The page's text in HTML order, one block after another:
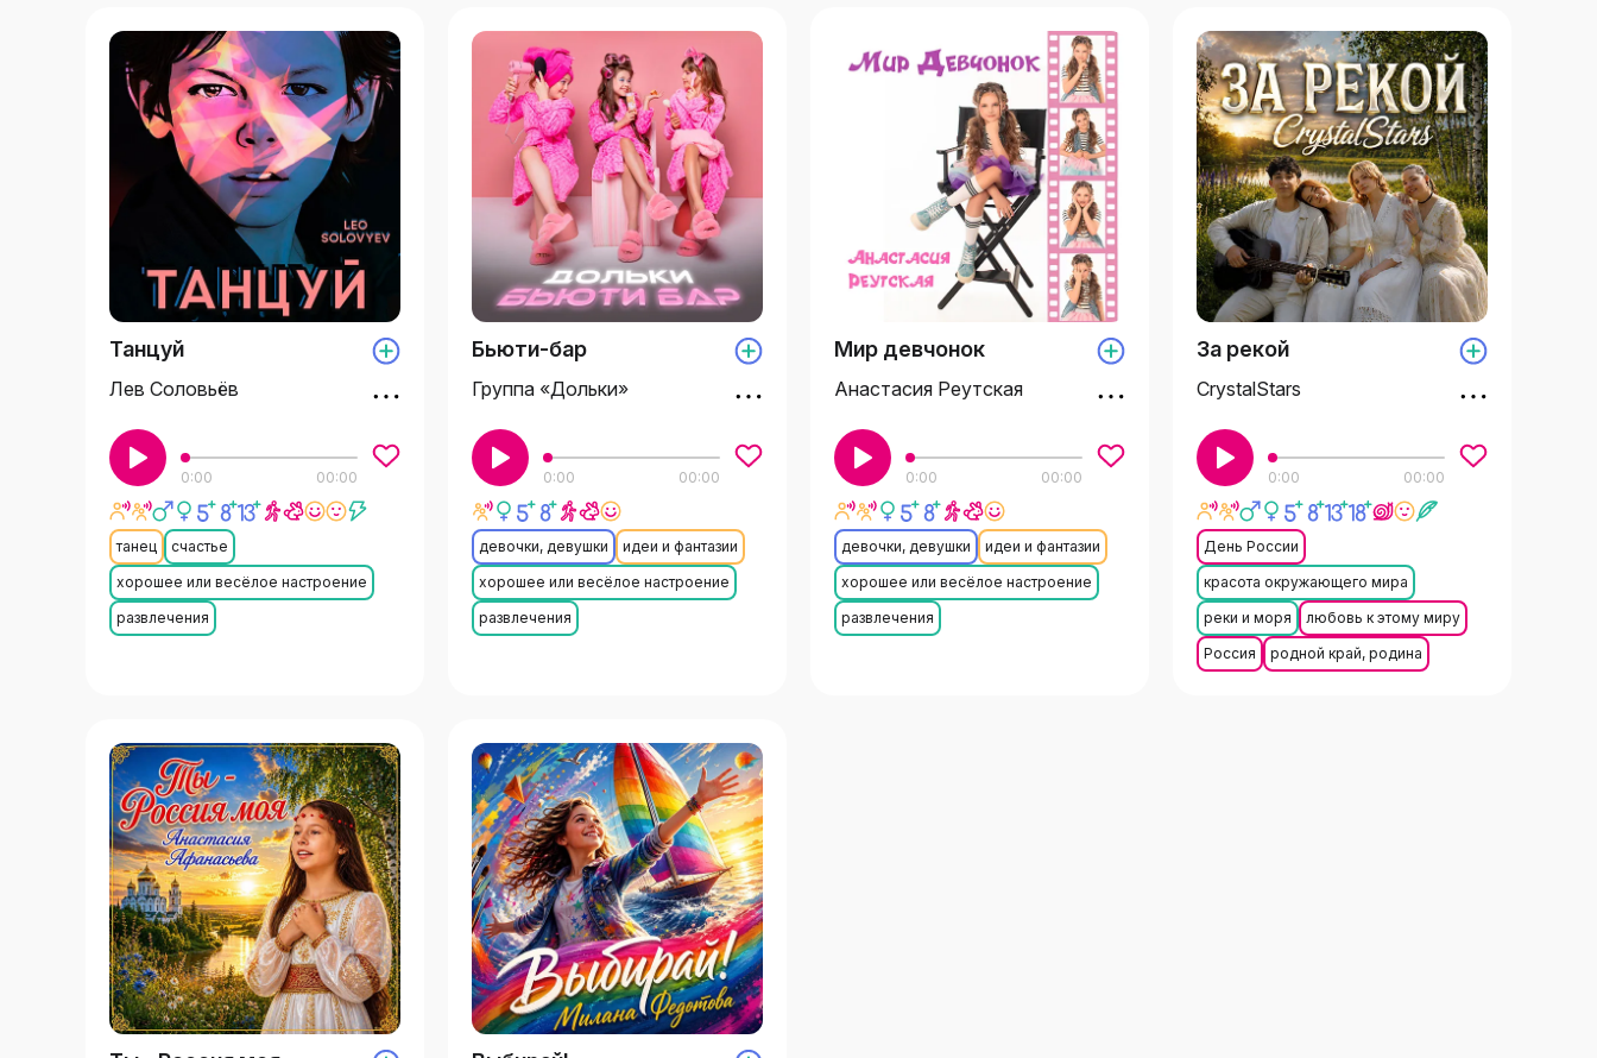
Танцуй
Лев Соловьёв
0:00 00:00
танец
счастье
хорошее или весёлое настроение
развлечения
Бьюти-бар
Группа «Дольки»
0:00 00:00
девочки, девушки
идеи и фантазии
хорошее или весёлое настроение
развлечения
Мир девчонок
Анастасия Реутская
0:00 00:00
девочки, девушки
идеи и фантазии
хорошее или весёлое настроение
развлечения
За рекой
CrystalStars
0:00 00:00
День России
красота окружающего мира
реки и моря
любовь к этому миру
Россия
родной край, родина